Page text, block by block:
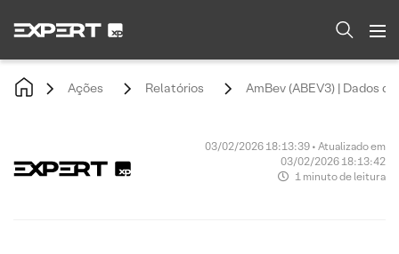
Ações Relatórios AmBev (ABEV3) | Dados
03/02/2026 18:13:39 • Atualizado em
03/02/2026 18:13:42
1 minuto de leitura